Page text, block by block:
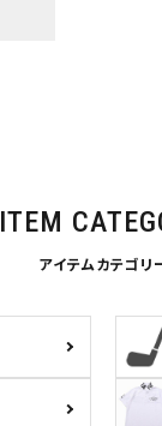
ITEM
アイテムカテゴリ